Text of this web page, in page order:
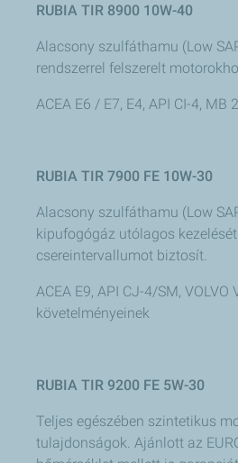
RUBIA TIR 8900 10W-40
Alacsony szulfáthamu (Low
rendszerrel felszerelt
ACEA E6 / E7, E4, API CI-4, MB
RUBIA TIR 7900 FE 10W-30
Alacsony szulfáthamu (Low
kipufogógáz utólagos
csereintervallumot biztosít.
ACEA E9, API CJ-4/SM,
követelményeinek
RUBIA TIR 9200 FE 5W-30
Teljes egészében szintetikus
tulajdonságok. Ajánlott az